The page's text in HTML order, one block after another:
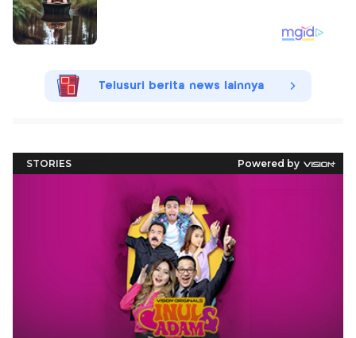
Telusuri berita news lainnya